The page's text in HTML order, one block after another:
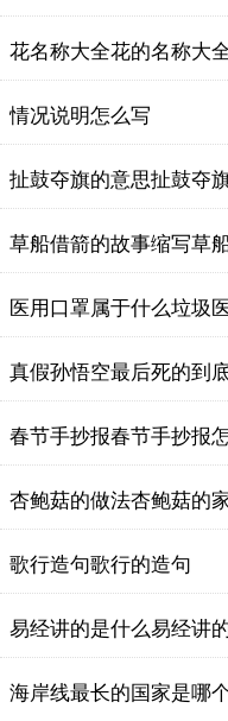
花名称大全花的名称大
情况说明怎么写
扯鼓夺旗的意思扯鼓夺
草船借箭的故事缩写草
医用口罩属于什么垃圾
春节手抄报春节手抄报
杏鲍菇的做法杏鲍菇的
歌行造句歌行的造句
易经讲的是什么易经讲
海岸线最长的国家是哪